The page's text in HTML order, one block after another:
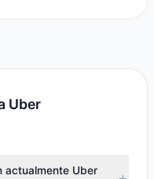
Uber
actualmente Uber